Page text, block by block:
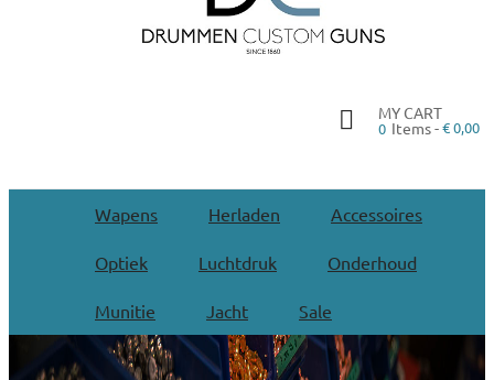
MY CART
0 Items -€ 0,00
Wapens Herladen Accessoires
Optiek Luchtdruk Onderhoud
Munitie Jacht Sale